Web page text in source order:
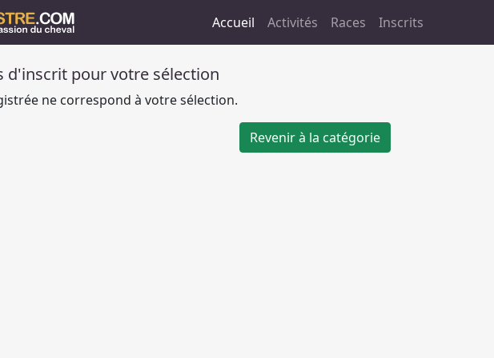
Accueil Activités Races Inscrits
d'inscrit pour votre sélection
ne correspond à votre sélection.
Revenir à la catégorie